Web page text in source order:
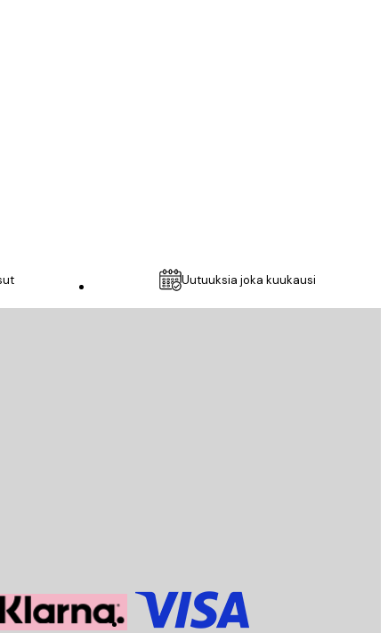
Uutuuksia joka kuukausi